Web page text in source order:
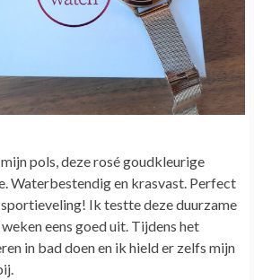
pols, deze rosé goudkleurige
Waterbestendig en krasvast. Perfect
Ik testte deze duurzame
eens goed uit. Tijdens het
in bad doen en ik hield er zelfs mijn